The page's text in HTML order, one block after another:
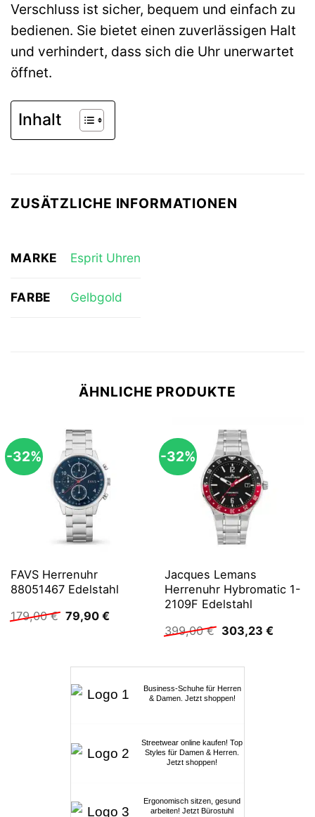
Verschluss ist sicher, bequem und einfach zu
bedienen. Sie bietet einen zuverlässigen Halt
und verhindert, dass sich die Uhr unerwartet
öffnet.
Inhalt
ZUSÄTZLICHE INFORMATIONEN
MARKE Esprit Uhren
FARBE Gelbgold
ÄHNLICHE PRODUKTE
-32%
FAVS Herrenuhr
88051467 Edelstahl
179,00€ Ursprünglicher
Preis
79,90 €Aktueller
-32%
Jacques Lemans
Herrenuhr Hybromatic 1-
2109F Edelstahl
399,00€ Ursprünglicher
Preis
399,00 €
303,23 €
Business-Schuhe für Herren
& Damen. Jetzt shoppen!
Streetwear online kaufen! Top
Styles für Damen & Herren.
Jetzt shoppen!
Ergonomisch sitzen, gesund
arbeiten! Jetzt Bürostuhl